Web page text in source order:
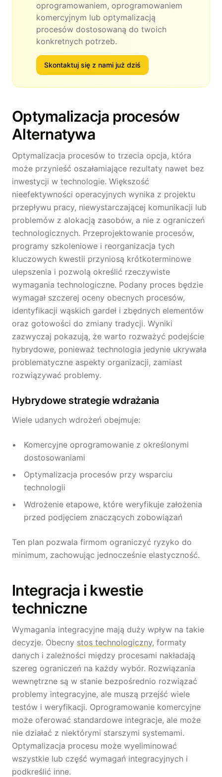
oprogramowaniem, oprogramowaniem
komercyjnym lub optymalizacją
procesów dostosowaną do twoich
konkretnych potrzeb.
Skontaktuj się z nami już dziś
Optymalizacja procesów
Alternatywa
Optymalizacja procesów to trzecia opcja, która
może przynieść oszałamiające rezultaty nawet bez
inwestycji w technologie. Większość
nieefektywności operacyjnych wynika z projektu
przepływu pracy, niewystarczającej komunikacji lub
problemów z alokacją zasobów, a nie z ograniczeń
technologicznych. Przeprojektowanie procesów,
programy szkoleniowe i reorganizacja tych
kluczowych kwestii przyniosą krótkoterminowe
ulepszenia i pozwolą określić rzeczywiste
wymagania technologiczne. Podany proces będzie
wymagał szczerej oceny obecnych procesów,
identyfikacji wąskich gardeł i zbędnych elementów
oraz gotowości do zmiany tradycji. Wyniki
zazwyczaj pokazują, że warto rozważyć podejście
hybrydowe, ponieważ technologia jedynie ukrywała
problematyczne aspekty organizacji, zamiast
rozwiązywać problemy.
Hybrydowe strategie wdrażania
Wiele udanych wdrożeń obejmuje:
Komercyjne oprogramowanie z określonymi
dostosowaniami
Optymalizacja procesów przy wsparciu
technologii
Wdrożenie etapowe, które weryfikuje założenia
przed podjęciem znaczących zobowiązań
Ten plan pozwala firmom ograniczyć ryzyko do
minimum, zachowując jednocześnie elastyczność.
Integracja i kwestie
techniczne
Wymagania integracyjne mają duży wpływ na takie
decyzje. Obecny stos technologiczny, formaty
danych i zależności między procesami nakładają
szereg ograniczeń na każdy wybór. Rozwiązania
wewnętrzne są w stanie bezpośrednio rozwiązać
problemy integracyjne, ale muszą przejść wiele
testów i weryfikacji. Oprogramowanie komercyjne
może oferować standardowe integracje, ale może
nie działać z niektórymi starszymi systemami.
Optymalizacja procesu może wyeliminować
wszystkie lub część wymagań integracyjnych i
podkreślić inne.